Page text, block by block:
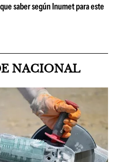
saber según Inumet para este
NACIONAL